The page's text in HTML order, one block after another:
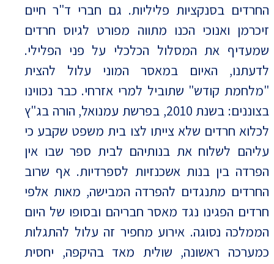
החרדים בסנקציות פליליות. גם חברי ד"ר חיים
זיכרמן ואנוכי הכנו מתווה מפורט לגיוס חרדים
שמעדיף את המסלול הכלכלי על פני הפלילי.
לדעתנו, האיום במאסר המוני עלול להצית
"מלחמת קודש" שתוביל למרי אזרחי. כבר נכווינו
בצוננים: בשנת 2010, בפרשת עמנואל, הורה בג"ץ
לכלוא חרדים שלא צייתו לצו בית משפט שקבע כי
עליהם לשלוח את בנותיהם לבית ספר שבו אין
הפרדה בין בנות אשכנזיות לספרדיות. אף שרוב
החרדים מתנגדים להפרדה המבישה, מאות אלפי
חרדים הפגינו נגד מאסר חבריהם ובסופו של היום
הממלכה נסוגה. אירוע מחפיר זה עלול להתגלות
כמערכה ראשונה, שולית מאד בהיקפה, יחסית